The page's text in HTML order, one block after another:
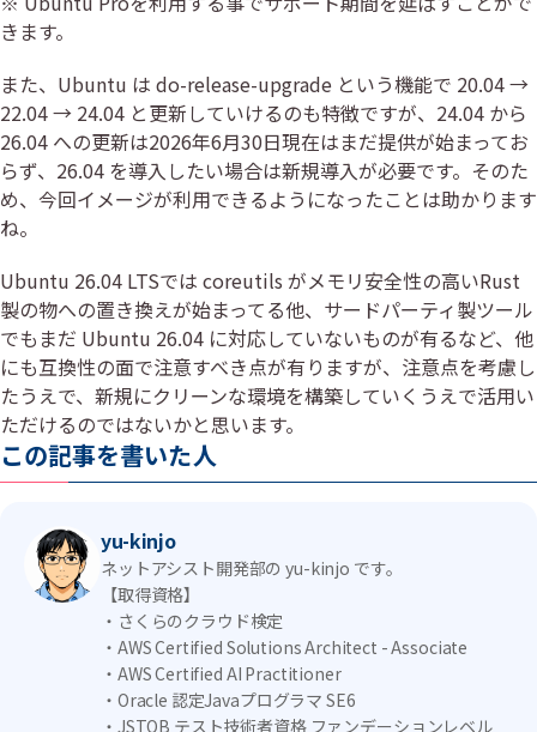
きます。
また、Ubuntu は do-release-upgrade という機能で 20.04 →
22.04 → 24.04 と更新していけるのも特徴ですが、24.04 から
26.04 への更新は2026年6月30日現在はまだ提供が始まってお
らず、26.04 を導入したい場合は新規導入が必要です。そのた
め、今回イメージが利用できるようになったことは助かります
ね。
Ubuntu 26.04 LTSでは coreutils がメモリ安全性の高いRust
製の物への置き換えが始まってる他、サードパーティ製ツール
でもまだ Ubuntu 26.04 に対応していないものが有るなど、他
にも互換性の面で注意すべき点が有りますが、注意点を考慮し
たうえで、新規にクリーンな環境を構築していくうえで活用い
ただけるのではないかと思います。
この記事を書いた人
yu-kinjo
ネットアシスト開発部の yu-kinjo です。
【取得資格】
・さくらのクラウド検定
・AWS Certified Solutions Architect - Associate
・AWS Certified AI Practitioner
・Oracle 認定Javaプログラマ SE6
・JSTQB テスト技術者資格 ファンデーションレベル